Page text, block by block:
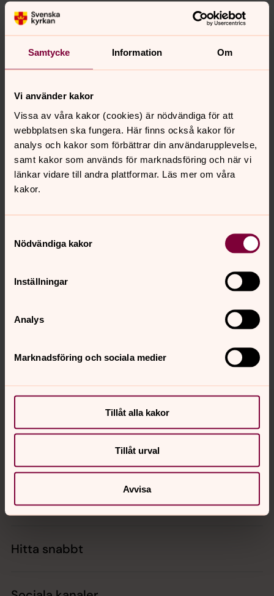
Samtycke Information Om
Vi använder kakor
Vissa av våra kakor (cookies) är nödvändiga för att
webbplatsen ska fungera. Här finns också kakor för
analys och kakor som förbättrar din användarupplevelse,
samt kakor som används för marknadsföring och när vi
länkar vidare till andra plattformar. Läs mer om våra
kakor.
Nödvändiga kakor
Inställningar
Analys
Marknadsföring och sociala medier
Tillåt alla kakor
Tillåt urval
Avvisa
Gruppen träffas vid 5 tillfällen kvällstid ca 1 gång i
i fokus som stöd när livet platsligt förändrats.
med dig av. Gruppen förbinder sig till tystnadslöfte, det
som sägs i gruppen stannar där.
Kontaktperson för intresseanmälan/frågor:
Diakon Erika Erlén tel 0768-90 27 79,
erika.erlen@svenskakyrkan.se
Senast ändrad 29 december 2025
innehåll?
Dela
Tillbaka till toppen
Tillbaka till innehållet
Kalender
Hitta snabbt